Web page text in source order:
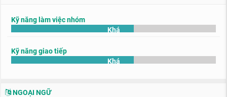
Kỹ năng làm việc nhóm
Khá
Kỹ năng giao tiếp
Khá
NGOẠI NGỮ